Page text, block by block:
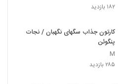
۱۸۲ بازدید
کارتون جذاب سگهای نگهبان / نجات
پنگوئن
M
۲۸۵ بازدید